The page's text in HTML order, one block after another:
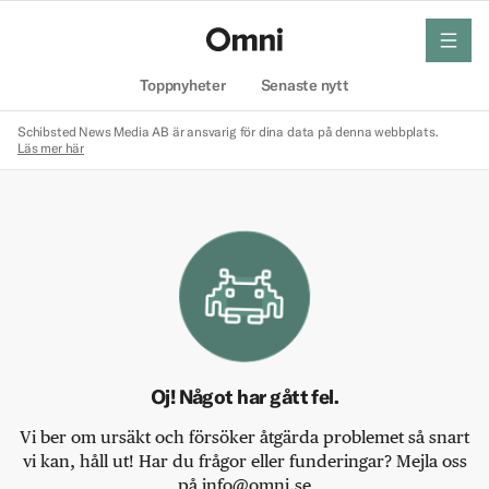
Toppnyheter Senaste nytt
meny
Schibsted News Media AB är ansvarig för dina data på denna webbplats.
Läs mer här
Oj! Något har gått fel.
Vi ber om ursäkt och försöker åtgärda problemet så snart
vi kan, håll ut! Har du frågor eller funderingar? Mejla oss